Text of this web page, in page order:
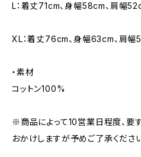
L：着丈71cm、身幅58cm、肩幅
XL：着丈76cm、身幅63cm、肩幅
・素材
コットン100%
※商品によって10営業日程度、要
おかけしますが予めご了承ください